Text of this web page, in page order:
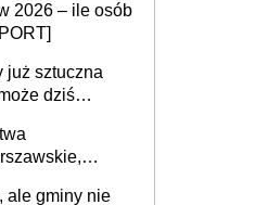
2026 – ile osób
już sztuczna
dziś
ale gminy nie